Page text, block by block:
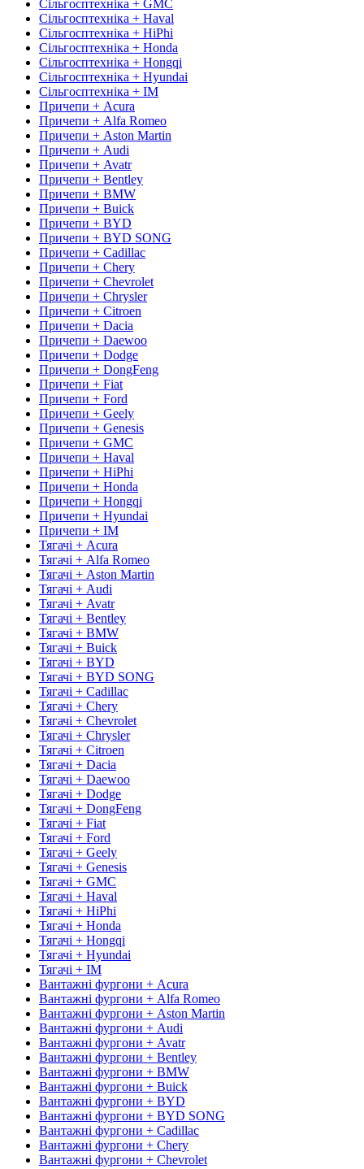
Сільгосптехніка + GMC
Сільгосптехніка + Haval
Сільгосптехніка + HiPhi
Сільгосптехніка + Honda
Сільгосптехніка + Hongqi
Сільгосптехніка + Hyundai
Сільгосптехніка + IM
Причепи + Acura
Причепи + Alfa Romeo
Причепи + Aston Martin
Причепи + Audi
Причепи + Avatr
Причепи + Bentley
Причепи + BMW
Причепи + Buick
Причепи + BYD
Причепи + BYD SONG
Причепи + Cadillac
Причепи + Chery
Причепи + Chevrolet
Причепи + Chrysler
Причепи + Citroen
Причепи + Dacia
Причепи + Daewoo
Причепи + Dodge
Причепи + DongFeng
Причепи + Fiat
Причепи + Ford
Причепи + Geely
Причепи + Genesis
Причепи + GMC
Причепи + Haval
Причепи + HiPhi
Причепи + Honda
Причепи + Hongqi
Причепи + Hyundai
Причепи + IM
Тягачі + Acura
Тягачі + Alfa Romeo
Тягачі + Aston Martin
Тягачі + Audi
Тягачі + Avatr
Тягачі + Bentley
Тягачі + BMW
Тягачі + Buick
Тягачі + BYD
Тягачі + BYD SONG
Тягачі + Cadillac
Тягачі + Chery
Тягачі + Chevrolet
Тягачі + Chrysler
Тягачі + Citroen
Тягачі + Dacia
Тягачі + Daewoo
Тягачі + Dodge
Тягачі + DongFeng
Тягачі + Fiat
Тягачі + Ford
Тягачі + Geely
Тягачі + Genesis
Тягачі + GMC
Тягачі + Haval
Тягачі + HiPhi
Тягачі + Honda
Тягачі + Hongqi
Тягачі + Hyundai
Тягачі + IM
Вантажні фургони + Acura
Вантажні фургони + Alfa Romeo
Вантажні фургони + Aston Martin
Вантажні фургони + Audi
Вантажні фургони + Avatr
Вантажні фургони + Bentley
Вантажні фургони + BMW
Вантажні фургони + Buick
Вантажні фургони + BYD
Вантажні фургони + BYD SONG
Вантажні фургони + Cadillac
Вантажні фургони + Chery
Вантажні фургони + Chevrolet